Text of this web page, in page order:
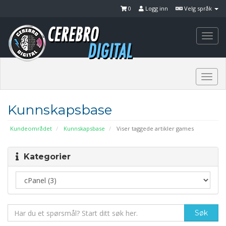
Velg språk
Logg inn
0
Kunnskapsbase
Kundeområdet Kunnskapsbase Viser taggede artikler games
Kategorier